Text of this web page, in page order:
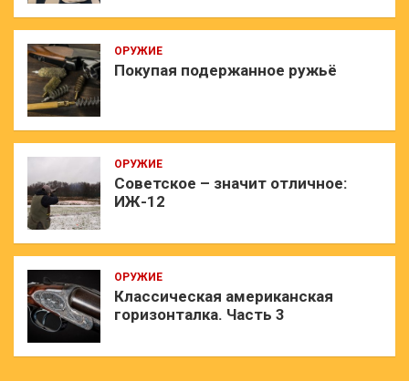
ОРУЖИЕ
Покупая подержанное ружьё
ОРУЖИЕ
Советское – значит отличное:
ИЖ-12
ОРУЖИЕ
Классическая американская
горизонталка. Часть 3